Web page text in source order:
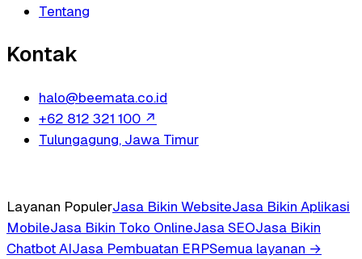
Tentang
Kontak
halo@beemata.co.id
+62 812 321 100 ↗
Tulungagung, Jawa Timur
Layanan PopulerJasa Bikin WebsiteJasa Bikin Aplikasi
MobileJasa Bikin Toko OnlineJasa SEOJasa Bikin
Chatbot AIJasa Pembuatan ERPSemua layanan →